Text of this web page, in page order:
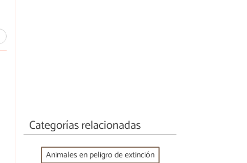
Categorías relacionadas
Animales en peligro de extinción